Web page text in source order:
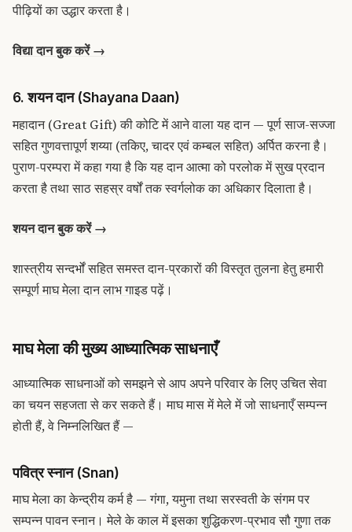
पीढ़ियों का उद्धार करता है।
विद्या दान बुक करें →
6. शयन दान (Shayana Daan)
महादान (Great Gift) की कोटि में आने वाला यह दान — पूर्ण साज-सज्जा
सहित गुणवत्तापूर्ण शय्या (तकिए, चादर एवं कम्बल सहित) अर्पित करना है।
पुराण-परम्परा में कहा गया है कि यह दान आत्मा को परलोक में सुख प्रदान
करता है तथा साठ सहस्र वर्षों तक स्वर्गलोक का अधिकार दिलाता है।
शयन दान बुक करें →
शास्त्रीय सन्दर्भों सहित समस्त दान-प्रकारों की विस्तृत तुलना हेतु हमारी
सम्पूर्ण माघ मेला दान लाभ गाइडपढ़ें।
माघ मेला की मुख्य आध्यात्मिक साधनाएँ
आध्यात्मिक साधनाओं को समझने से आप अपने परिवार के लिए उचित सेवा
का चयन सहजता से कर सकते हैं। माघ मास में मेले में जो साधनाएँ सम्पन्न
होती हैं, वे निम्नलिखित हैं —
पवित्र स्नान (Snan)
माघ मेला का केन्द्रीय कर्म है — गंगा, यमुना तथा सरस्वती के संगम पर
सम्पन्न पावन स्नान। मेले के काल में इसका शुद्धिकरण-प्रभाव सौ गुणा तक